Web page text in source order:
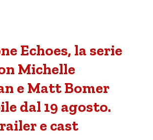
Echoes, la serie
Michelle
e Matt Bomer
dal 19 agosto.
e cast